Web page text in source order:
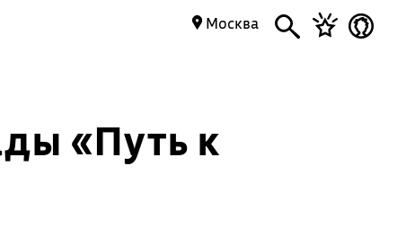
Москва
«Путь к